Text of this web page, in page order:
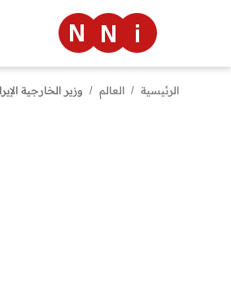
الرئيسية العالم وزير الخارجية